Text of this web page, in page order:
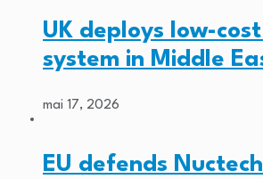
UK deploys low-
system in Middle
mai 17, 2026
EU defends